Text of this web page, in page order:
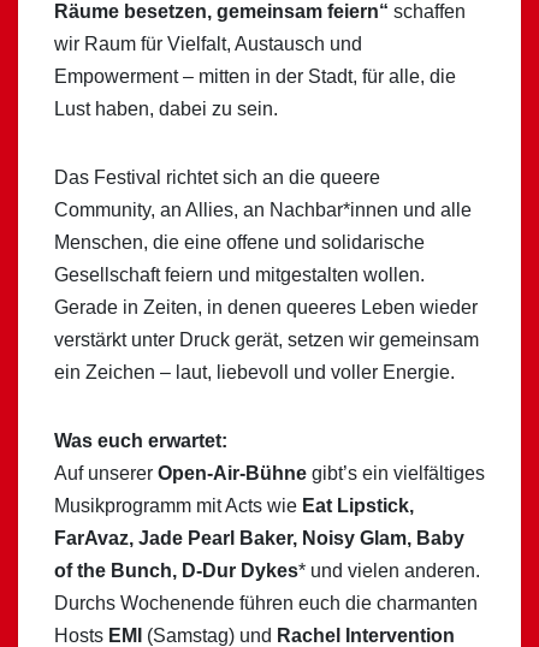
Räume besetzen, gemeinsam feiern“ schaffen
wir Raum für Vielfalt, Austausch und
Empowerment – mitten in der Stadt, für alle, die
Lust haben, dabei zu sein.
Das Festival richtet sich an die queere
Community, an Allies, an Nachbar*innen und alle
Menschen, die eine offene und solidarische
Gesellschaft feiern und mitgestalten wollen.
Gerade in Zeiten, in denen queeres Leben wieder
verstärkt unter Druck gerät, setzen wir gemeinsam
ein Zeichen – laut, liebevoll und voller Energie.
Was euch erwartet:
Auf unserer Open-Air-Bühne gibt’s ein vielfältiges
Musikprogramm mit Acts wie Eat Lipstick,
FarAvaz, Jade Pearl Baker, Noisy Glam, Baby
of the Bunch, D-Dur Dykes* und vielen anderen.
Durchs Wochenende führen euch die charmanten
Hosts EMI (Samstag) und Rachel Intervention